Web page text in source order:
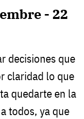
- 22
decisiones que
claridad lo que
quedarte en la
todos, ya que